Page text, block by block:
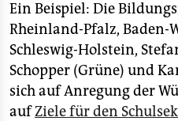
Ein Beispiel: Die
Rheinland-Pfalz, Baden-
Schleswig-Holstein,
Schopper (Grüne) und
sich auf Anregung der
aufZiele für den